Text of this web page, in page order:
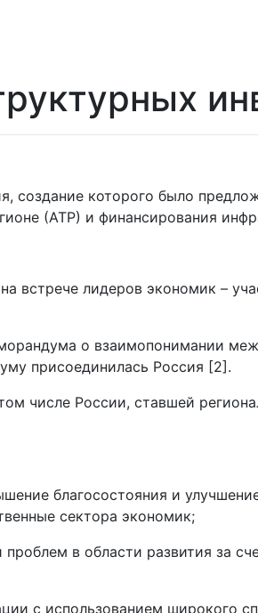
создание которого было
(АТР) и финансирования
лидеров экономик –
о взаимопонимании
присоединилась Россия [2].
числе России, ставшей
благосостояния и
сектора экономик;
в области развития за
с использованием широкого